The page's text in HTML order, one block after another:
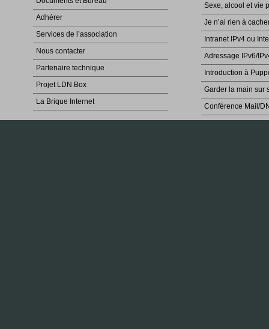
Adhérer
Services de l’association
Nous contacter
Partenaire technique
Projet LDN Box
La Brique Internet
Sexe, alcool et vie
Je n’ai rien à
Intranet IPv4 ou
Adressage IPv6/
Introduction à
Garder la main sur
Conférence Mail/